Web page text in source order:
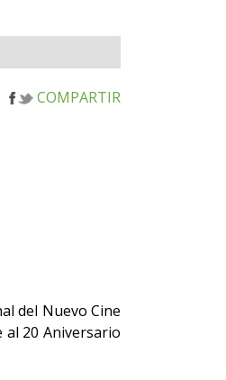
COMPARTIR
del Nuevo Cine
al 20 Aniversario